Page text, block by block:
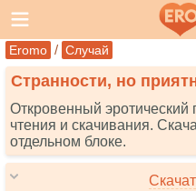
Eromo / Случай
Странности, но
Откровенный эротический
чтения и скачивания.
отдельном блоке.